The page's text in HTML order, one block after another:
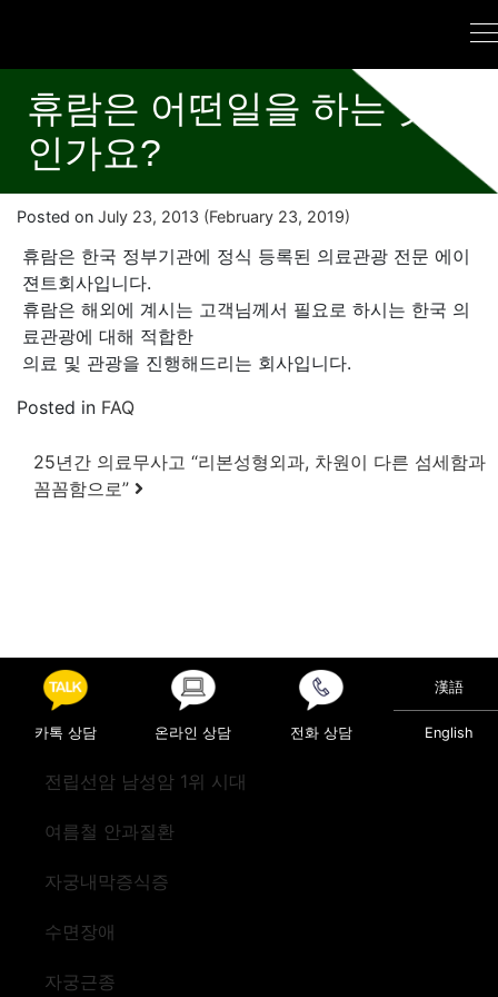
휴람은 어떤일을 하는 곳
인가요?
Posted on July 23, 2013 (February 23, 2019)
휴람은 한국 정부기관에 정식 등록된 의료관광 전문 에이
젼트회사입니다.
휴람은 해외에 계시는 고객님께서 필요로 하시는 한국 의
료관광에 대해 적합한
의료 및 관광을 진행해드리는 회사입니다.
Posted in FAQ
Post navigation
25년간 의료무사고 “리본성형외과, 차원이 다른 섬세함과
꼼꼼함으로”
카톡 상담 온라인 상담 전화 상담
漢語
English
전립선암 남성암 1위 시대
여름철 안과질환
자궁내막증식증
수면장애
자궁근종